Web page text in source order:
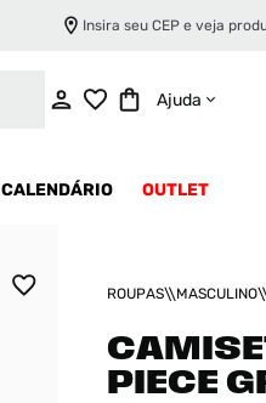
Insira seu CEP e veja
Ajuda
CALENDÁRIO OUTLET
ROUPAS MASCULINO
PIECE